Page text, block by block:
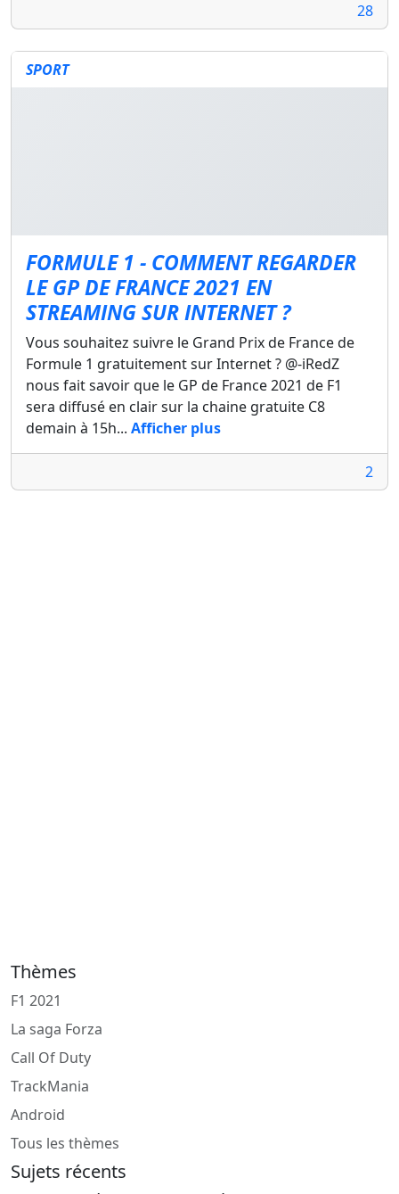
28
SPORT
FORMULE 1 - COMMENT REGARDER
LE GP DE FRANCE 2021 EN
STREAMING SUR INTERNET ?
Vous souhaitez suivre le Grand Prix de France de
Formule 1 gratuitement sur Internet ? @-iRedZ
nous fait savoir que le GP de France 2021 de F1
sera diffusé en clair sur la chaine gratuite C8
demain à 15h... Afficher plus
2
Thèmes
F1 2021
La saga Forza
Call Of Duty
TrackMania
Android
Tous les thèmes
Sujets récents